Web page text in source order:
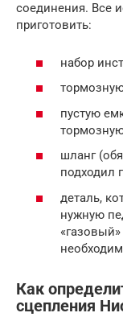
соединения. Все
приготовить:
набор
пустую
шланг
подходил
деталь,
нужную
Как
сцепления